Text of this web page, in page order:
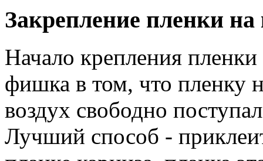
Закрепление пленки на
Начало крепления
фишка в том, что пленку
воздух свободно
Лучший способ -